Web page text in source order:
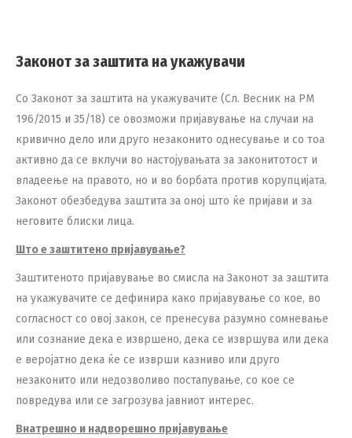
Законот за заштита на укажувачи
Со Законот за заштита на укажувачите (Сл. Весник на РМ
196/2015 и 35/18) се овозможи пријавување на случаи на
кривично дело или друго незаконито однесување и со тоа
активно да се вклучи во настојувањата за законитотост и
владеење на правото, но и во борбата против корупцијата.
Законот обезбедува заштита за оној што ќе пријави и за
неговите блиски лица.
Што е заштитено пријавување?
Заштитеното пријавување во смисла на Законот за заштита
на укажувачите се дефинира како пријавување со кое, во
согласност со овој закон, се пренесува разумно сомневање
или сознание дека е извршено, дека се извршува или дека
е веројатно дека ќе се изврши казниво или друго
незаконито или недозволиво постапување, со кое се
повредува или се загрозува јавниот интерес.
Внатрешно и надворешно пријавување